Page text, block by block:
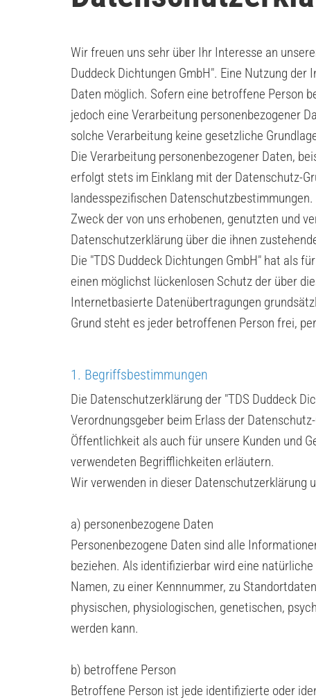
Wir freuen uns sehr über Ihr Interesse an
Duddeck Dichtungen GmbH". Eine Nutzung
Daten möglich. Sofern eine betroffene Person
jedoch eine Verarbeitung personenbezogener
solche Verarbeitung keine gesetzliche
Die Verarbeitung personenbezogener Daten,
erfolgt stets im Einklang mit der Datenschutz-
landesspezifischen
Zweck der von uns erhobenen, genutzten und
Datenschutzerklärung über die ihnen
Die "TDS Duddeck Dichtungen GmbH" hat als
einen möglichst lückenlosen Schutz der über
Internetbasierte Datenübertragungen
Grund steht es jeder betroffenen Person frei,
1. Begriffsbestimmungen
Die Datenschutzerklärung der "TDS Duddeck
Verordnungsgeber beim Erlass der
Öffentlichkeit als auch für unsere Kunden und
verwendeten Begrifflichkeiten erläutern.
Wir verwenden in dieser Datenschutzerklärung
a) personenbezogene Daten
Personenbezogene Daten sind alle
beziehen. Als identifizierbar wird eine
Namen, zu einer Kennnummer, zu
physischen, physiologischen, genetischen,
werden kann.
b) betroffene Person
Betroffene Person ist jede identifizierte oder